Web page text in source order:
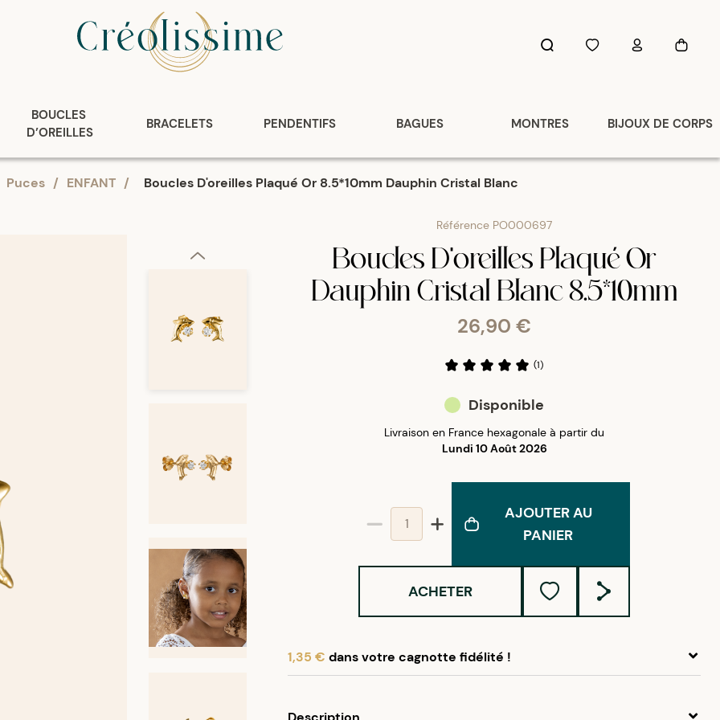
BOUCLES
D’OREILLES
BRACELETS PENDENTIFS BAGUES MONTRES BIJOUX DE CORPS
Puces / ENFANT / Boucles D'oreilles Plaqué Or 8.5*10mm Dauphin Cristal Blanc
Référence PO000697
Boucles D'oreilles Plaqué Or
Dauphin Cristal Blanc 8.5*10mm
26,90 €
(1)
Disponible
Livraison en France hexagonale à partir du
Lundi 10 Août 2026
AJOUTER AU
PANIER
ACHETER
1,35 € dans votre cagnotte fidélité !